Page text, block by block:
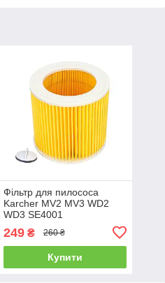
Фільтр для пилососа
Karcher MV2 MV3 WD2
WD3 SE4001
249₴ 260 ₴
Купити